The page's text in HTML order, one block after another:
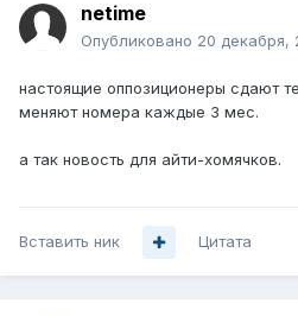
netime
Опубликовано 20 декабря,
настоящие оппозиционеры сдают
меняют номера каждые 3 мес.
а так новость для айти-хомячков.
Вставить ник Цитата